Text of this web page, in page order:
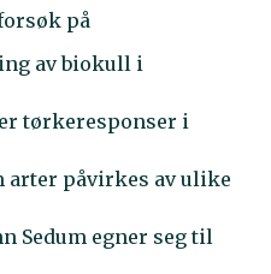
på
av biokull i
tørkeresponser i
arter påvirkes av ulike
Sedum egner seg til